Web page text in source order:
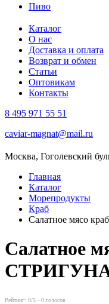
Пиво
Каталог
О нас
Доставка и оплата
Возврат и обмен
Статьи
Оптовикам
Контакты
8 495 971 55 51
caviar-magnat@mail.ru
Москва, Гоголевский
Главная
Каталог
Морепродукты
Краб
Салатное мясо
Салатное
Рейтинг: 0/5 - 0 голосов